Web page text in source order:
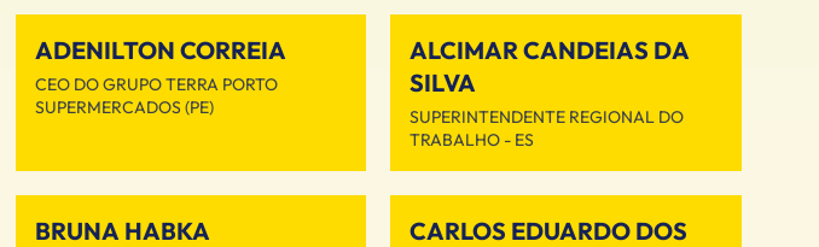
ADENILTON CORREIA
CEO DO GRUPO TERRA PORTO
SUPERMERCADOS (PE)
ALCIMAR CANDEIAS DA
SILVA
SUPERINTENDENTE REGIONAL DO
TRABALHO - ES
BRUNA HABKA
CARLOS EDUARDO DOS